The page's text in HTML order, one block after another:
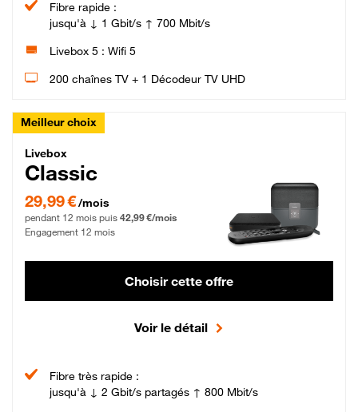
Fibre rapide :
jusqu'à ↓ 1 Gbit/s ↑ 700 Mbit/s
Livebox 5 : Wifi 5
200 chaînes TV + 1 Décodeur TV UHD
Meilleur choix
Livebox Classic Fibre
Livebox
Classic
29,99 € par mois pendant 12 mois puis 42,99 € par mois, Engagement 12 mois
29,99 €/mois
pendant 12 mois puis 42,99 €/mois
Engagement 12 mois
Choisir cette offre
Voir le détail
Fibre très rapide :
jusqu'à ↓ 2 Gbit/s partagés ↑ 800 Mbit/s